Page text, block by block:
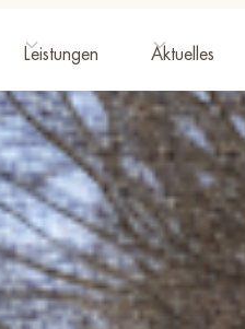
Leistungen Aktuelles